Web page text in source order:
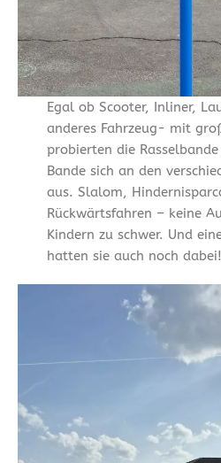
Egal ob Scooter, Inliner,
anderes Fahrzeug- mit
probierten die
Bande sich an den
aus. Slalom,
Rückwärtsfahren – keine
Kindern zu schwer. Und
hatten sie auch noch